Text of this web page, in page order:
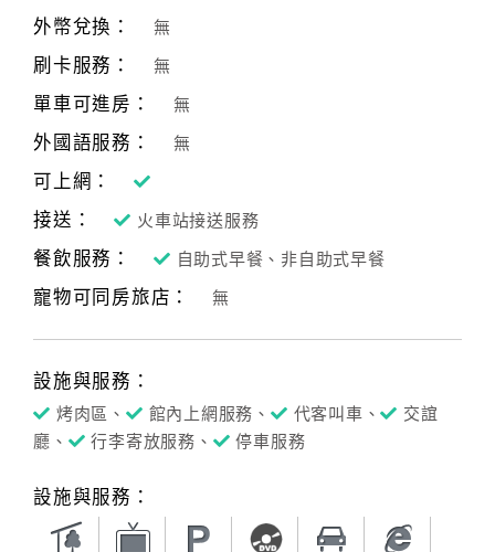
外幣兌換： 無
刷卡服務： 無
單車可進房： 無
外國語服務： 無
可上網：
接送：
火車站接送服務
餐飲服務： 自助式早餐、非自助式早餐
寵物可同房旅店： 無
設施與服務：
烤肉區、 館內上網服務、 代客叫車、
交誼
廳、
行李寄放服務、 停車服務
設施與服務：